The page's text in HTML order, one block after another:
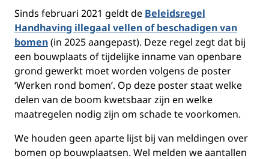
Sinds februari 2021 geldt de Beleidsregel
Handhaving illegaal vellen of beschadigen van
bomen(in 2025 aangepast). Deze regel zegt dat bij
een bouwplaats of tijdelijke inname van openbare
grond gewerkt moet worden volgens de poster
‘Werken rond bomen’. Op deze poster staat welke
delen van de boom kwetsbaar zijn en welke
maatregelen nodig zijn om schade te voorkomen.
We houden geen aparte lijst bij van meldingen over
bomen op bouwplaatsen. Wel melden we aantallen